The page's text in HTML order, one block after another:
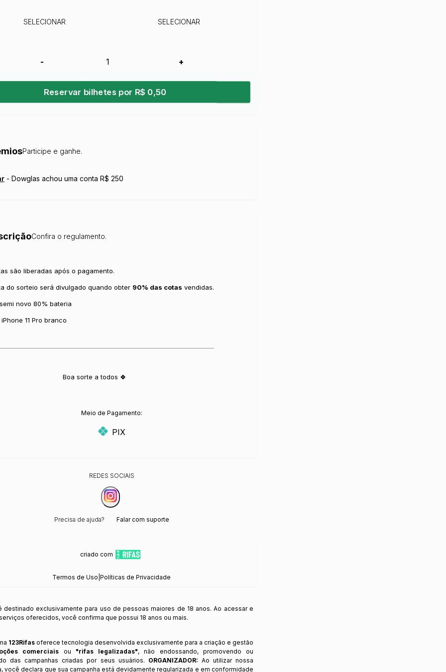
SELECIONAR SELECIONAR
- +
Reservar bilhetes por R$ 0,50
Participe e ganhe.
- Dowglas achou uma conta R$ 250
Confira o regulamento.
são liberadas após o pagamento.
do sorteio será divulgado quando obter 90% das cotas vendidas.
novo 80% bateria
11 Pro branco
Boa sorte a todos 🍀
Meio de Pagamento:
PIX
REDES SOCIAIS
Precisa de ajuda? Falar com suporte
criado com
Termos de Uso Políticas de Privacidade
destinado exclusivamente para uso de pessoas maiores de 18 anos. Ao acessar e
oferecidos, você confirma que possui 18 anos ou mais.
123Rifas oferece tecnologia desenvolvida exclusivamente para a criação e gestão
comerciais ou "rifas legalizadas", não endossando, promovendo ou
das campanhas criadas por seus usuários. ORGANIZADOR: Ao utilizar nossa
você declara que sua campanha está devidamente regularizada e em conformidade